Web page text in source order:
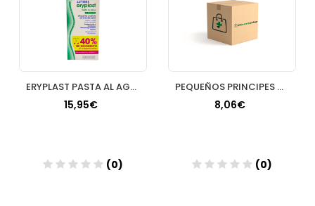
ERYPLAST PASTA AL AGUA 75 G 2 U
15,95€
(0)
PEQUEÑOS PRINCIPES CREMA DE PAÑAL 100 ML
8,06€
(0)